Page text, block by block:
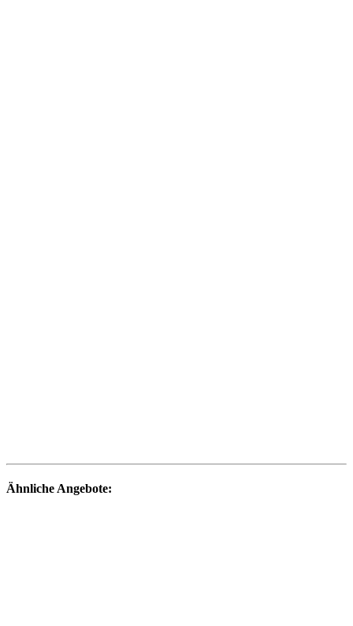
Ähnliche Angebote: